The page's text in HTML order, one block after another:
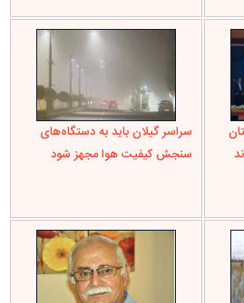
سراسر گیلان باید به دستگاه‌های
سنجش کیفیت هوا مجهز شود